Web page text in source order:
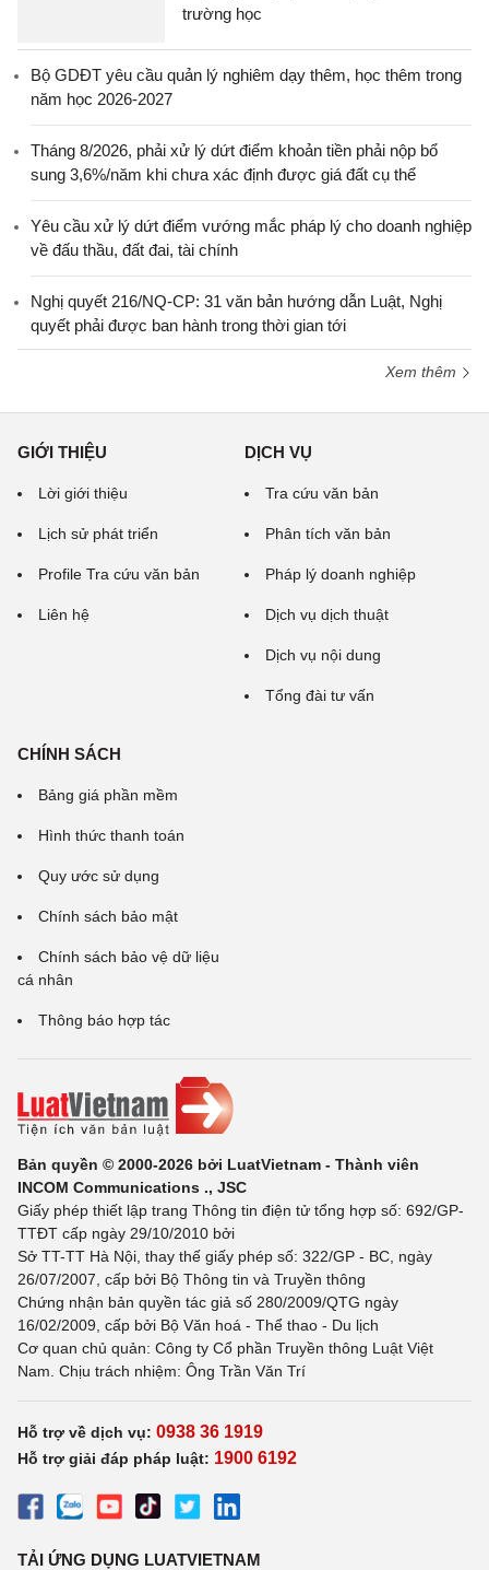
trường học
Bộ GDĐT yêu cầu quản lý nghiêm dạy thêm, học thêm trong
năm học 2026-2027
Tháng 8/2026, phải xử lý dứt điểm khoản tiền phải nộp bổ
sung 3,6%/năm khi chưa xác định được giá đất cụ thể
Yêu cầu xử lý dứt điểm vướng mắc pháp lý cho doanh nghiệp
về đấu thầu, đất đai, tài chính
Nghị quyết 216/NQ-CP: 31 văn bản hướng dẫn Luật, Nghị
quyết phải được ban hành trong thời gian tới
Xem thêm
GIỚI THIỆU
Lời giới thiệu
Lịch sử phát triển
Profile Tra cứu văn bản
Liên hệ
DỊCH VỤ
Tra cứu văn bản
Phân tích văn bản
Pháp lý doanh nghiệp
Dịch vụ dịch thuật
Dịch vụ nội dung
Tổng đài tư vấn
CHÍNH SÁCH
Bảng giá phần mềm
Hình thức thanh toán
Quy ước sử dụng
Chính sách bảo mật
Chính sách bảo vệ dữ liệu
cá nhân
Thông báo hợp tác
Bản quyền © 2000-2026 bởi LuatVietnam - Thành viên
INCOM Communications ., JSC
Giấy phép thiết lập trang Thông tin điện tử tổng hợp số: 692/GP-
TTĐT cấp ngày 29/10/2010 bởi
Sở TT-TT Hà Nội, thay thế giấy phép số: 322/GP - BC, ngày
26/07/2007, cấp bởi Bộ Thông tin và Truyền thông
Chứng nhận bản quyền tác giả số 280/2009/QTG ngày
16/02/2009, cấp bởi Bộ Văn hoá - Thể thao - Du lịch
Cơ quan chủ quản: Công ty Cổ phần Truyền thông Luật Việt
Nam. Chịu trách nhiệm: Ông Trần Văn Trí
Hỗ trợ về dịch vụ: 0938 36 1919
Hỗ trợ giải đáp pháp luật: 1900 6192
TẢI ỨNG DỤNG LUATVIETNAM